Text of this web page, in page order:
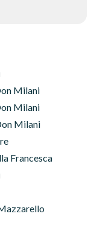
Milani
Milani
Milani
Francesca